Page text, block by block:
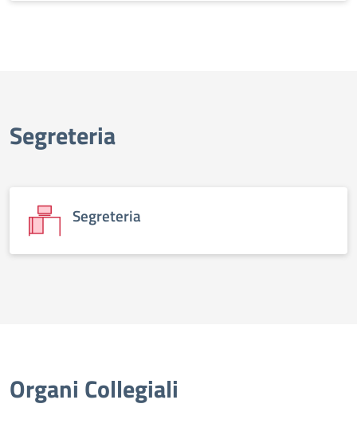
Segreteria
Segreteria
Organi Collegiali